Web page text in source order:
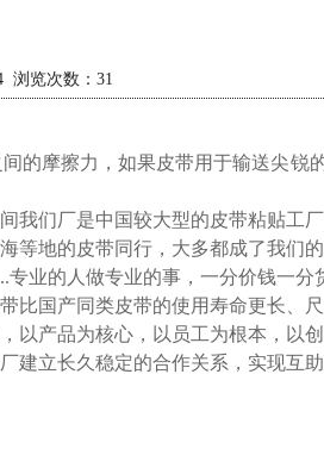
浏览次数： 31
的摩擦力，如果皮带用于输送尖锐
我们厂是中国较大型的皮带粘贴工
等地的皮带同行，大多都成了我们
专业的人做专业的事，一分价钱一分
比国产同类皮带的使用寿命更长、
以产品为核心，以员工为根本，以
建立长久稳定的合作关系，实现互